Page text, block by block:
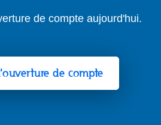
de compte aujourd'hui.
de compte